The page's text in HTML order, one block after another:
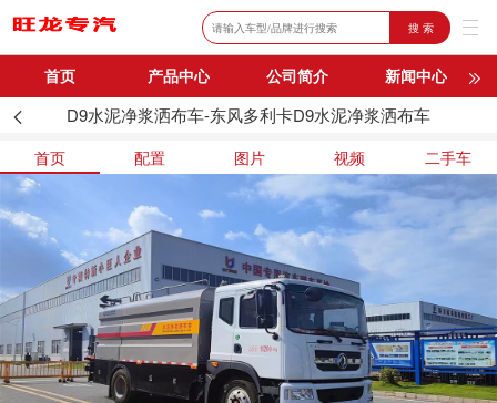
搜 索
首页 产品中心 公司简介
新闻中心
购车流程
联系我们D9水泥净浆洒布车-东风多利卡D9水泥净浆洒布车
首页 配置 图片 视频 二手车